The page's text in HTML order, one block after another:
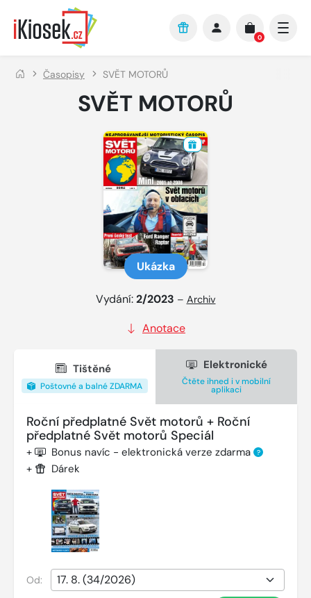
Přejít na hlavní obsah
0
Časopisy SVĚT MOTORŮ
SVĚT MOTORŮ
Ukázka
Vydání:2/2023 – Archiv
Anotace
Tištěné
Poštovné a balné ZDARMA
Elektronické
Čtěte ihned i v mobilní
aplikaci
Roční předplatné Svět motorů + Roční
předplatné Svět motorů Speciál
+ Bonus navíc - elektronická verze zdarma ?
+ Dárek
Od: